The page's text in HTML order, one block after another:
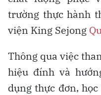
trường thực hành
viện King Sejong
Thông qua việc
hiệu đính và
dụng thực đơn,